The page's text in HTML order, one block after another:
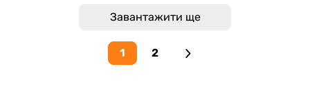
Завантажити ще
1 2